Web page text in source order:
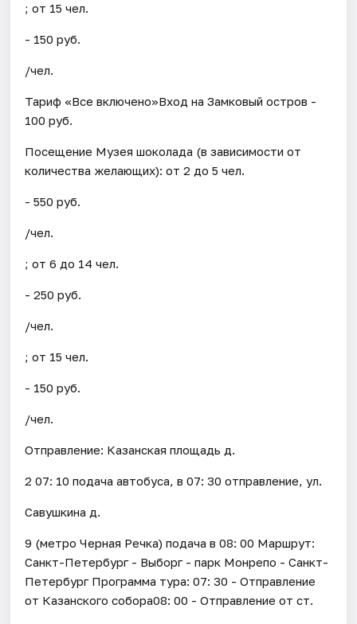
; от 15 чел.
- 150 руб.
/чел.
Тариф «Все включено»Вход на Замковый остров -
100 руб.
Посещение Музея шоколада (в зависимости от
количества желающих): от 2 до 5 чел.
- 550 руб.
/чел.
; от 6 до 14 чел.
- 250 руб.
/чел.
; от 15 чел.
- 150 руб.
/чел.
Отправление: Казанская площадь д.
2 07: 10 подача автобуса, в 07: 30 отправление, ул.
Савушкина д.
9 (метро Черная Речка) подача в 08: 00 Маршрут:
Санкт-Петербург - Выборг - парк Монрепо - Санкт-
Петербург Программа тура: 07: 30 - Отправление
от Казанского собора08: 00 - Отправление от ст.